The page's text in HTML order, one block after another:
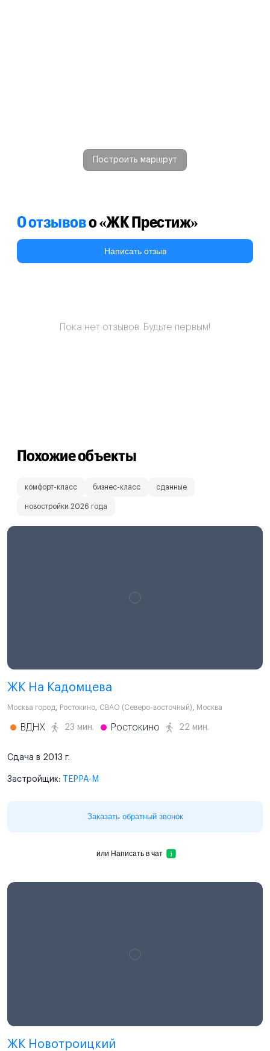
Построить маршрут
0 отзывово «ЖК Престиж»
Написать отзыв
Пока нет отзывов. Будьте первым!
Похожие объекты
комфорт-класс бизнес-класс сданные
новостройки 2026 года
ЖК На Кадомцева
Москва город, Ростокино, СВАО (Северо-восточный), Москва
ВДНХ 23 мин. Ростокино 22 мин.
Сдача в 2013 г.
Застройщик: ТЕРРА-М
Заказать обратный звонок
или Написать в чат
ЖК Новотроицкий